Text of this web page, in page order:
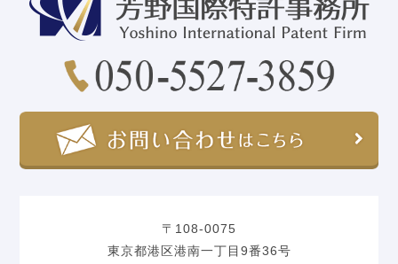
〒108-0075
東京都港区港南一丁目9番36号